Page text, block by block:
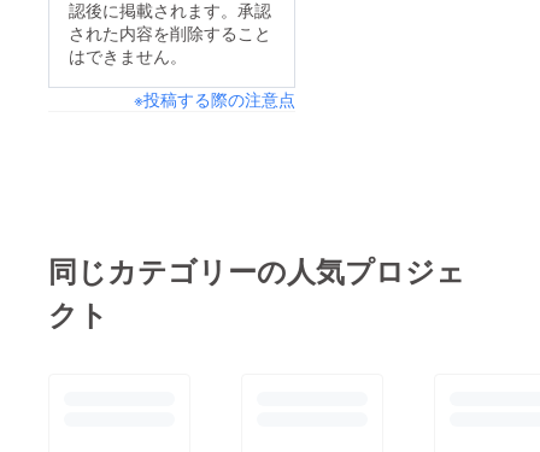
認後に掲載されます。承認
された内容を削除すること
はできません。
※投稿する際の注意点
同じカテゴリーの人気プロジェ
クト